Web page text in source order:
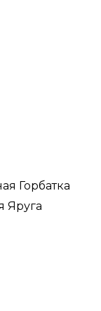
Горбатка
Яруга